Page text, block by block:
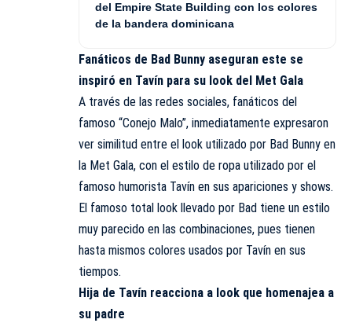
del Empire State Building con los colores
de la bandera dominicana
Fanáticos de Bad Bunny aseguran este se
inspiró en Tavín para su look del Met Gala
A través de las redes sociales, fanáticos del
famoso “Conejo Malo”, inmediatamente expresaron
ver similitud entre el look utilizado por Bad Bunny en
la Met Gala, con el estilo de ropa utilizado por el
famoso humorista Tavín en sus apariciones y shows.
El famoso total look llevado por Bad tiene un estilo
muy parecido en las combinaciones, pues tienen
hasta mismos colores usados por Tavín en sus
tiempos.
Hija de Tavín reacciona a look que homenajea a
su padre